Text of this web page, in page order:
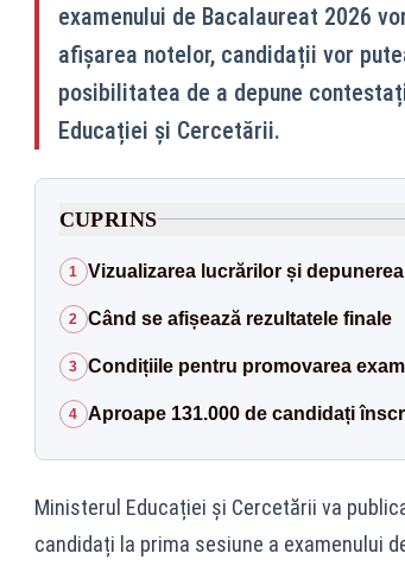
examenului de Bacalaureat 2026
afișarea notelor, candidații vor
posibilitatea de a depune
Educației și Cercetării.
CUPRINS
1 Vizualizarea lucrărilor și
2 Când se afișează rezultatele finale
3 Condițiile pentru promovarea
4 Aproape 131.000 de candidați
Ministerul Educației și Cercetării va
candidați la prima sesiune a examenului